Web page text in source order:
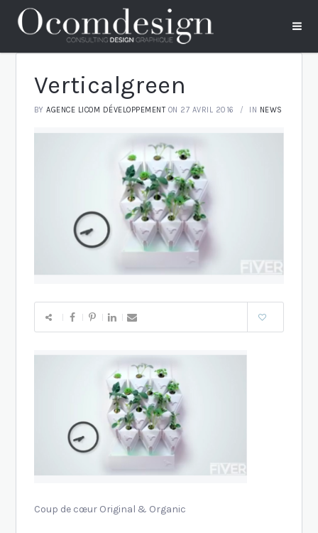
Verticalgreen
BYAGENCE LICOM DÉVELOPPEMENT ON 27 AVRIL 2016 IN NEWS
Coup de cœur Original & Organic